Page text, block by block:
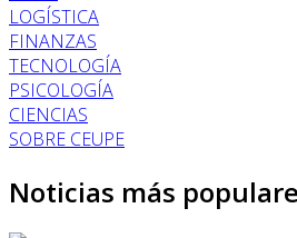
LOGÍSTICA
FINANZAS
TECNOLOGÍA
PSICOLOGÍA
CIENCIAS
SOBRE CEUPE
Noticias más